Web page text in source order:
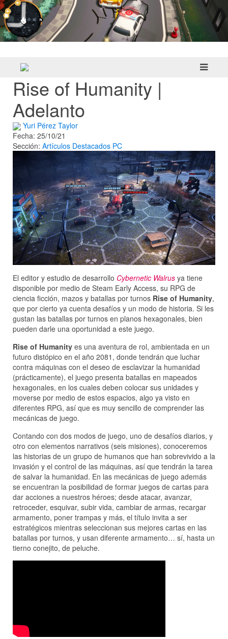
Rise of Humanity |
Adelanto
Yuri Pérez Taylor
Fecha: 25/10/21
Sección: Artículos Destacados PC
El editor y estudio de desarrollo Cybernetic Walrus ya tiene
disponible por medio de Steam Early Access, su RPG de
ciencia ficción, mazos y batallas por turnos Rise of Humanity,
que por cierto ya cuenta desafíos y un modo de historia. Si les
gustan las batallas por turnos en planos hexagonales, bien
pueden darle una oportunidad a este juego.
Rise of Humanity es una aventura de rol, ambientada en un
futuro distópico en el año 2081, donde tendrán que luchar
contra máquinas con el deseo de esclavizar la humanidad
(prácticamente), el juego presenta batallas en mapeados
hexagonales, en los cuales deben colocar sus unidades y
moverse por medio de estos espacios, algo ya visto en
diferentes RPG, así que es muy sencillo de comprender las
mecánicas de juego.
Contando con dos modos de juego, uno de desafíos diarios, y
otro con elementos narrativos (seis misiones), conoceremos
las historias de un grupo de humanos que han sobrevivido a la
invasión y el control de las máquinas, así que tendrán la tarea
de salvar la humanidad. En las mecánicas de juego además
se encuentran la posibilidad de formar juegos de cartas para
dar acciones a nuestros héroes; desde atacar, avanzar,
retroceder, esquivar, subir vida, cambiar de armas, recargar
armamento, poner trampas y más, el título invita a ser
estratégicos mientras seleccionan sus mejores cartas en las
batallas por turnos, y usan diferente armamento… sí, hasta un
tierno conejito, de peluche.